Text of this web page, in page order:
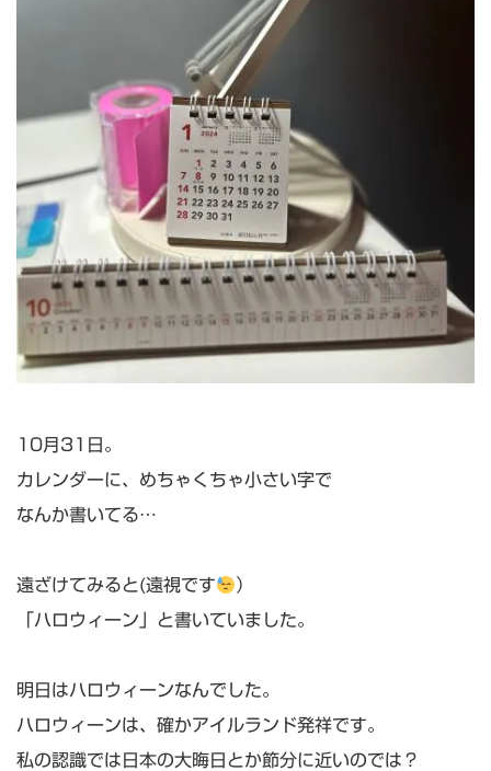
10月31日。
カレンダーに、めちゃくちゃ小さい字で
なんか書いてる…
遠ざけてみると(遠視です
）
「ハロウィーン」と書いていました。
明日はハロウィーンなんでした。
ハロウィーンは、確かアイルランド発祥です。
私の認識では日本の大晦日とか節分に近いのでは？